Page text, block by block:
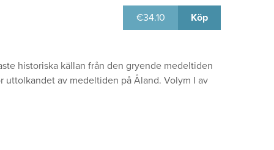
€34.10 Köp
historiska källan från den gryende medeltiden
uttolkandet av medeltiden på Åland. Volym I av